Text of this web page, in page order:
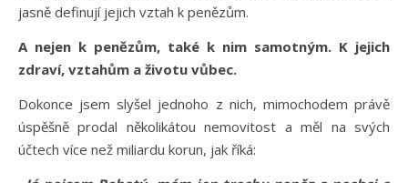
jasně definují jejich vztah k penězům.
A nejen k penězům, také k nim samotným. K jejich
zdraví, vztahům a životu vůbec.
Dokonce jsem slyšel jednoho z nich, mimochodem právě
úspěšně prodal několikátou nemovitost a měl na svých
účtech více než miliardu korun, jak říká: